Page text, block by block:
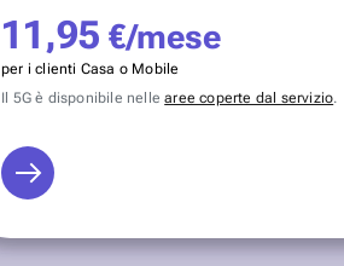
11,95 €/mese
per i clienti Casa o Mobile
Il 5G è disponibile nellearee coperte dal servizio.